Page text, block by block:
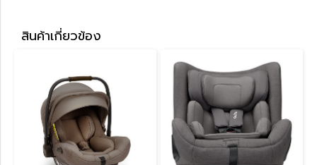
สินค้าเกี่ยวข้อง